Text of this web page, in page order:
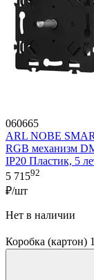
060665
ARL NOBE
RGB механизм
IP20 Пластик, 5
5 71592
₽/шт
Нет в наличии
Коробка